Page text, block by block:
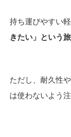
持ち運びやすい軽
きたい」という
ただし、耐久性
は使わないよう